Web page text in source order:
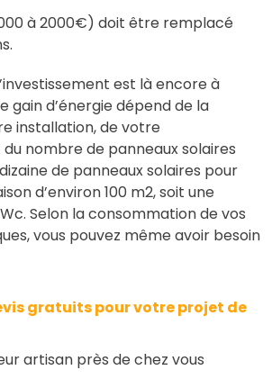
à 2000€) doit être remplacé
est là encore à
gain d’énergie dépend de la
installation, de votre
nombre de panneaux solaires
de panneaux solaires pour
d’environ 100 m2, soit une
Selon la consommation de vos
vous pouvez même avoir besoin
gratuits pour votre projet de
artisan près de chez vous